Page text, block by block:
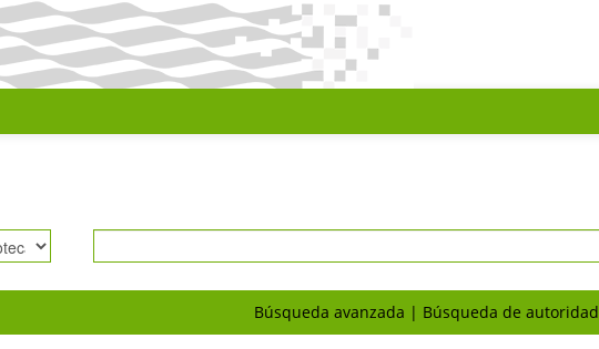
Búsqueda avanzada Búsqueda de autoridad